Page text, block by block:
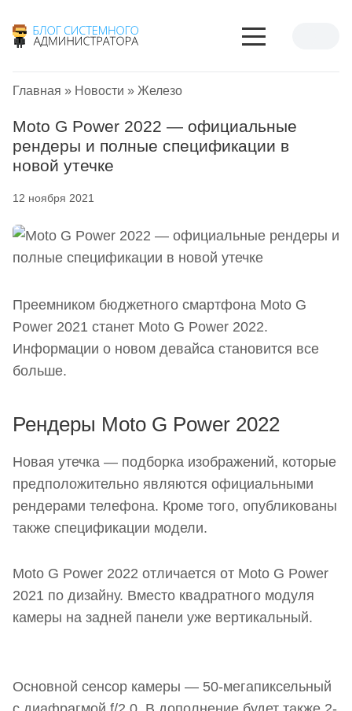
Главная » Новости » Железо
Moto G Power 2022 — официальные
рендеры и полные спецификации в
новой утечке
12 ноября 2021
Преемником бюджетного смартфона Moto G
Power 2021 станет Moto G Power 2022.
Информации о новом девайса становится все
больше.
Рендеры Moto G Power 2022
Новая утечка — подборка изображений, которые
предположительно являются официальными
рендерами телефона. Кроме того, опубликованы
также спецификации модели.
Moto G Power 2022 отличается от Moto G Power
2021 по дизайну. Вместо квадратного модуля
камеры на задней панели уже вертикальный.
Основной сенсор камеры — 50-мегапиксельный